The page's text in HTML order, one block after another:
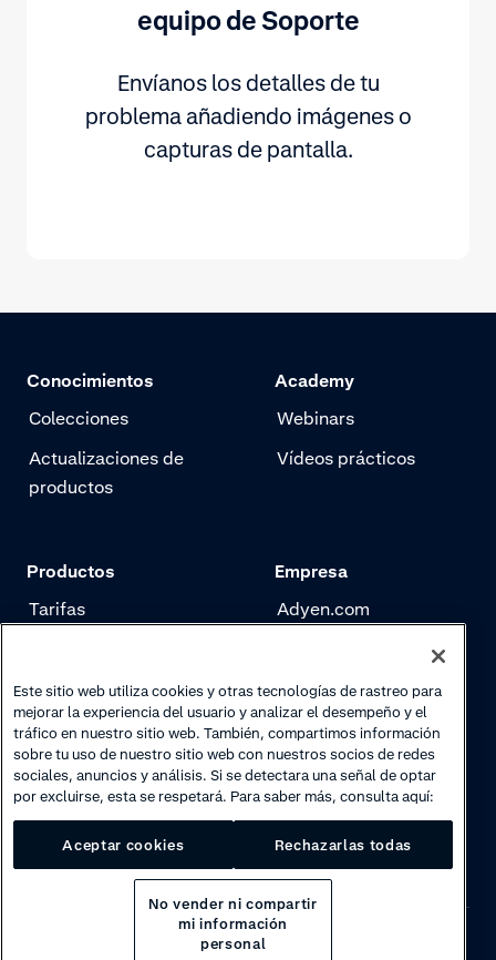
equipo de Soporte
Envíanos los detalles de tu
problema añadiendo imágenes o
capturas de pantalla.
Conocimientos
Colecciones
Actualizaciones de
productos
Academy
Webinars
Vídeos prácticos
Productos
Tarifas
Gestión de riesgo
Autenticación
Empresa
Adyen.com
Newsletter
Trabaja con nosotros
Disclaimer ·© 2026 Adyen
Este sitio web utiliza cookies y otras tecnologías de rastreo para
mejorar la experiencia del usuario y analizar el desempeño y el
tráfico en nuestro sitio web. También, compartimos información
sobre tu uso de nuestro sitio web con nuestros socios de redes
sociales, anuncios y análisis. Si se detectara una señal de optar
por excluirse, esta se respetará. Para saber más, consulta aquí:
Aceptar cookies Rechazarlas todas
No vender ni compartir
mi información
personal